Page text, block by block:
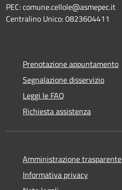
PEC: comune.cellole@asmepec.it
Centralino Unico: 0823604411
Prenotazione appuntamento
Segnalazione disservizio
Leggi le FAQ
Richiesta assistenza
Amministrazione trasparente
Informativa privacy